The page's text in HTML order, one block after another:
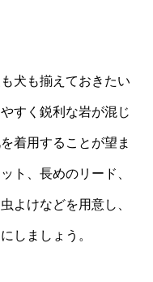
犬も揃えておきたい
すく鋭利な岩が混じ
着用することが望ま
ト、長めのリード、
よけなどを用意し、
しましょう。